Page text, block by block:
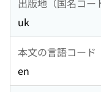
uk
本文の言語コード
en